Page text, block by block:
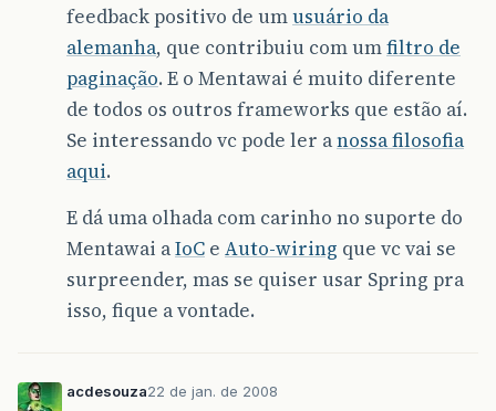
feedback positivo de umusuário da
alemanha, que contribuiu com umfiltro de
paginação. E o Mentawai é muito diferente
de todos os outros frameworks que estão aí.
Se interessando vc pode ler anossa filosofia
aqui.
E dá uma olhada com carinho no suporte do
Mentawai aIoC e Auto-wiring que vc vai se
surpreender, mas se quiser usar Spring pra
isso, fique a vontade.
acdesouza22 de jan. de 2008